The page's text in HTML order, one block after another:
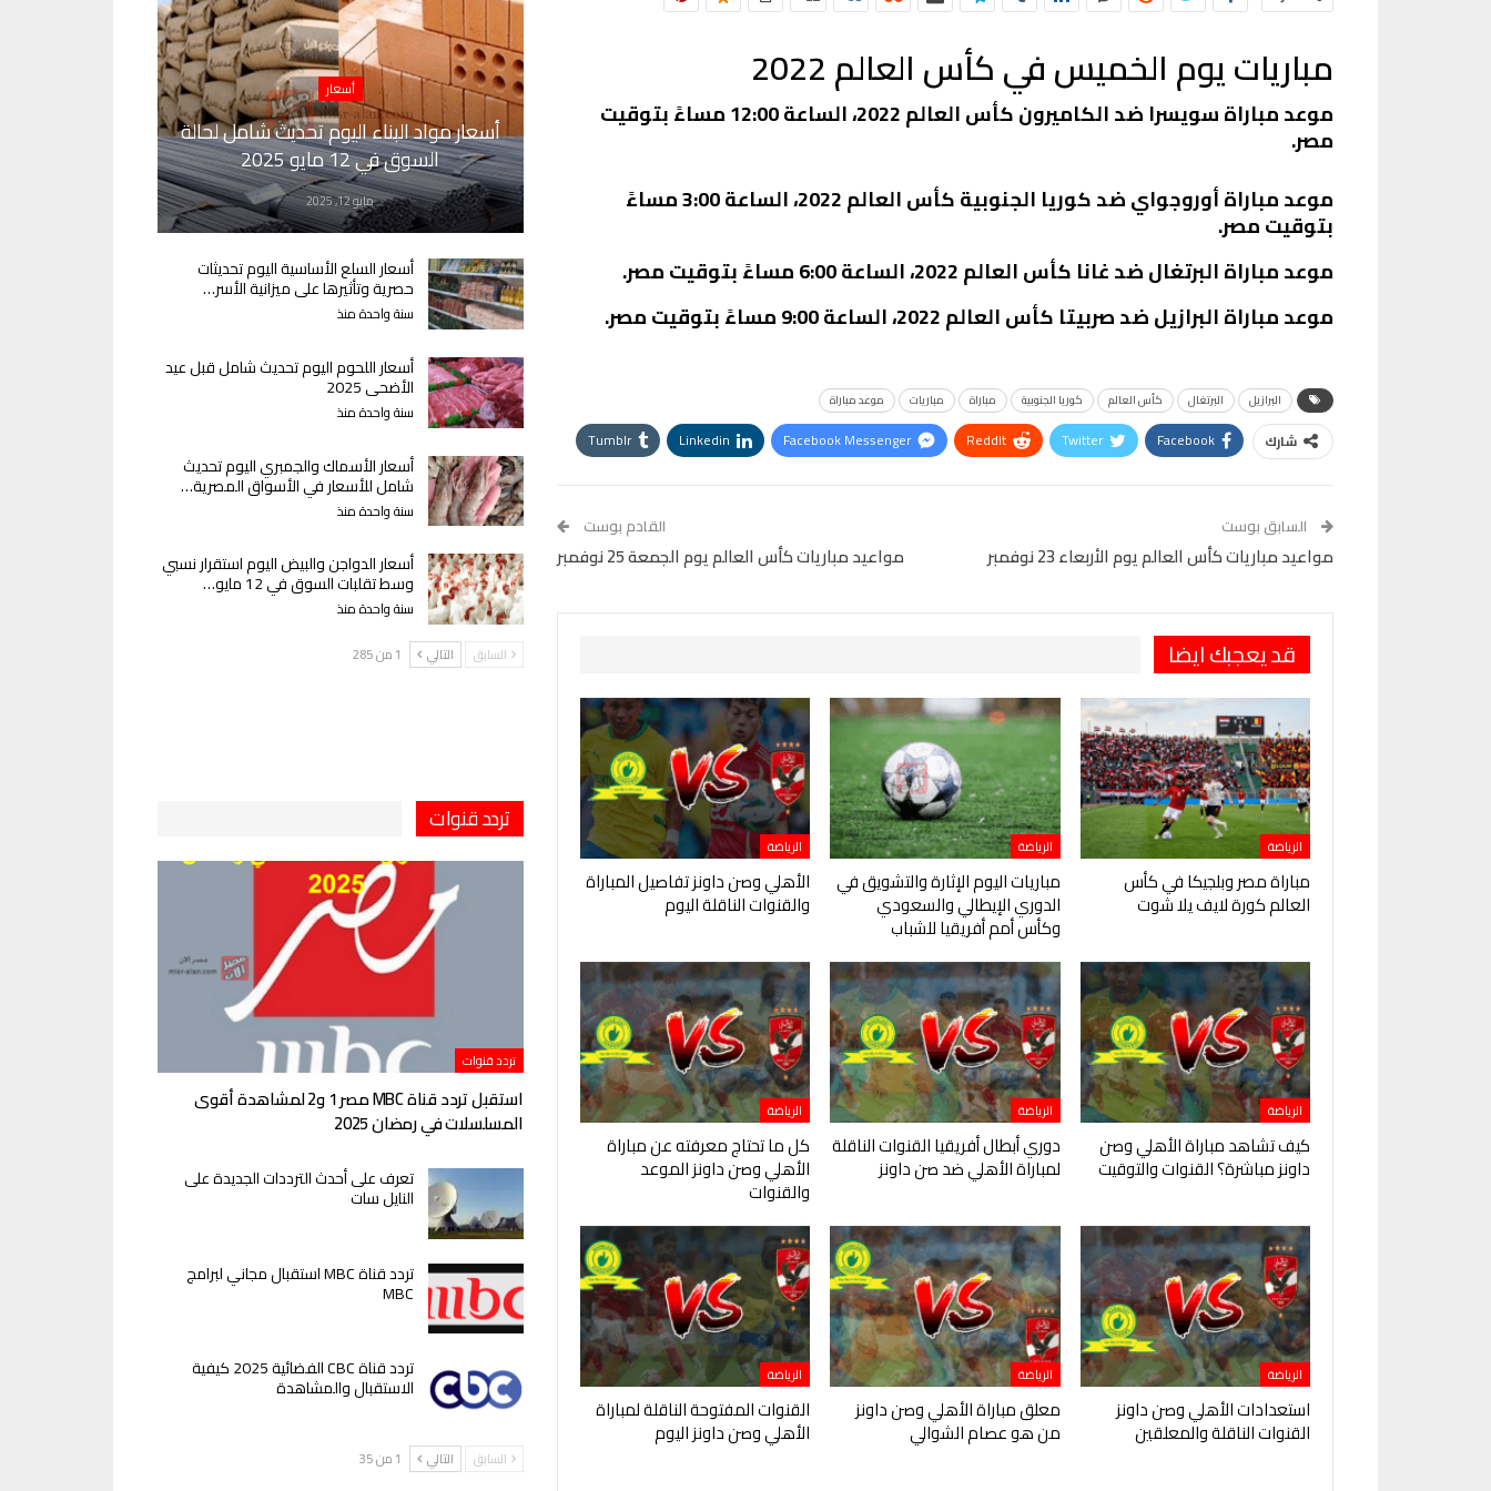
مباريات يوم الخميس في كأس العالم 2022
موعد مباراة سويسرا ضد الكاميرون كأس العالم 2022، الساعة 12:00 مساءً بتوقيت
مصر.
موعد مباراة أوروجواي ضد كوريا الجنوبية كأس العالم 2022، الساعة 3:00 مساءً
بتوقيت مصر.
موعد مباراة البرتغال ضد غانا كأس العالم 2022، الساعة 6:00 مساءً بتوقيت مصر.
موعد مباراة البرازيل ضد صربيتا كأس العالم 2022، الساعة 9:00 مساءً بتوقيت مصر.
البرازيل البرتغال كأس العالم كوريا الجنوبية مباراة مباريات موعد مباراة
شارك Facebook
Twitter
ReddIt
Facebook Messenger
Linkedin
Tumblr
OK.ru
السابق بوست
مواعيد مباريات كأس العالم يوم الأربعاء 23 نوفمبر
القادم بوست
مواعيد مباريات كأس العالم يوم الجمعة 25 نوفمبر
قد يعجبك ايضا
الرياضة
مباراة مصر وبلجيكا في كأس
العالم كورة لايف يلا شوت
الرياضة
مباريات اليوم الإثارة والتشويق في
الدوري الإيطالي والسعودي
وكأس أمم أفريقيا للشباب
الرياضة
الأهلي وصن داونز تفاصيل المباراة
والقنوات الناقلة اليوم
الرياضة
كيف تشاهد مباراة الأهلي وصن
داونز مباشرة؟ القنوات والتوقيت
الرياضة
دوري أبطال أفريقيا القنوات الناقلة
لمباراة الأهلي ضد صن داونز
الرياضة
كل ما تحتاج معرفته عن مباراة
الأهلي وصن داونز الموعد
والقنوات
الرياضة
استعدادات الأهلي وصن داونز
القنوات الناقلة والمعلقين
الرياضة
معلق مباراة الأهلي وصن داونز
من هو عصام الشوالي
الرياضة
القنوات المفتوحة الناقلة لمباراة
الأهلي وصن داونز اليوم
أسعار
أسعار مواد البناء اليوم تحديث شامل لحالة
السوق في 12 مايو 2025
مايو 12, 2025
أسعار السلع الأساسية اليوم تحديثات
حصرية وتأثيرها على ميزانية الأسر…
سنة واحدة منذ
أسعار اللحوم اليوم تحديث شامل قبل عيد
الأضحى 2025
سنة واحدة منذ
أسعار الأسماك والجمبري اليوم تحديث
شامل للأسعار في الأسواق المصرية…
سنة واحدة منذ
أسعار الدواجن والبيض اليوم استقرار نسبي
وسط تقلبات السوق في 12 مايو…
سنة واحدة منذ
السابق التالي 1 من 285
تردد قنوات
تردد قنوات
استقبل تردد قناة MBC مصر 1 و2 لمشاهدة أقوى
المسلسلات في رمضان 2025
تعرف على أحدث الترددات الجديدة على
النايل سات
تردد قناة MBC استقبال مجاني لبرامج
MBC
تردد قناة CBC الفضائية 2025 كيفية
الاستقبال والمشاهدة
السابق التالي 1 من 35